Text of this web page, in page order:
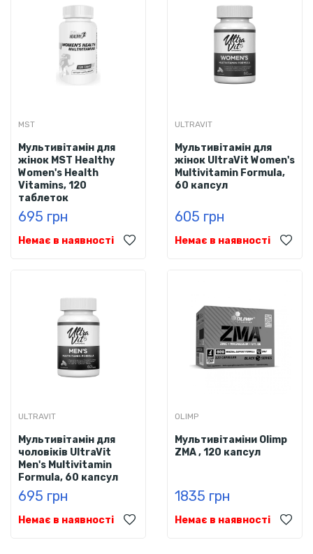
MST
Мультивітамін для
жінок MST Healthy
Women's Health
Vitamins, 120
таблеток
695 грн
Немає в наявності
ULTRAVIT
Мультивітамін для
жінок UltraVit Women's
Multivitamin Formula,
60 капсул
605 грн
Немає в наявності
ULTRAVIT
Мультивітамін для
чоловіків UltraVit
Men's Multivitamin
Formula, 60 капсул
695 грн
Немає в наявності
OLIMP
Мультивітаміни Olimp
ZMA , 120 капсул
1835 грн
Немає в наявності